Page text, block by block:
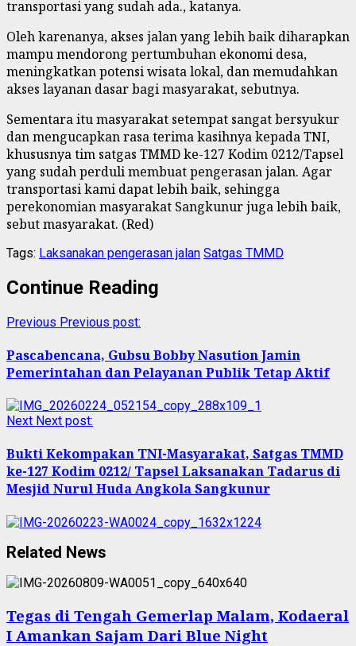
transportasi yang sudah ada., katanya.
Oleh karenanya, akses jalan yang lebih baik diharapkan
mampu mendorong pertumbuhan ekonomi desa,
meningkatkan potensi wisata lokal, dan memudahkan
akses layanan dasar bagi masyarakat, sebutnya.
Sementara itu masyarakat setempat sangat bersyukur
dan mengucapkan rasa terima kasihnya kepada TNI,
khususnya tim satgas TMMD ke-127 Kodim 0212/Tapsel
yang sudah perduli membuat pengerasan jalan. Agar
transportasi kami dapat lebih baik, sehingga
perekonomian masyarakat Sangkunur juga lebih baik,
sebut masyarakat. (Red)
Tags: Laksanakan pengerasan jalan Satgas TMMD
Continue Reading
Previous Previous post:
Pascabencana, Gubsu Bobby Nasution Jamin
Pemerintahan dan Pelayanan Publik Tetap Aktif
Next Next post:
Bukti Kekompakan TNI-Masyarakat, Satgas TMMD
ke-127 Kodim 0212/ Tapsel Laksanakan Tadarus di
Mesjid Nurul Huda Angkola Sangkunur
Related News
Tegas di Tengah Gemerlap Malam, Kodaeral
I Amankan Sajam Dari Blue Night